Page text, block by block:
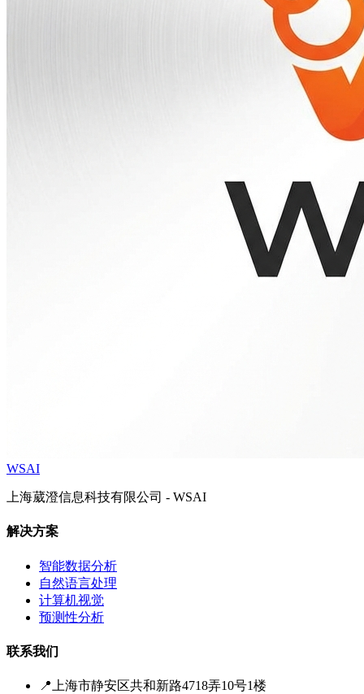
WSAI
上海葳澄信息科技有限公司 - WSAI
解决方案
智能数据分析
自然语言处理
计算机视觉
预测性分析
联系我们
📍 上海市静安区共和新路4718弄10号1楼